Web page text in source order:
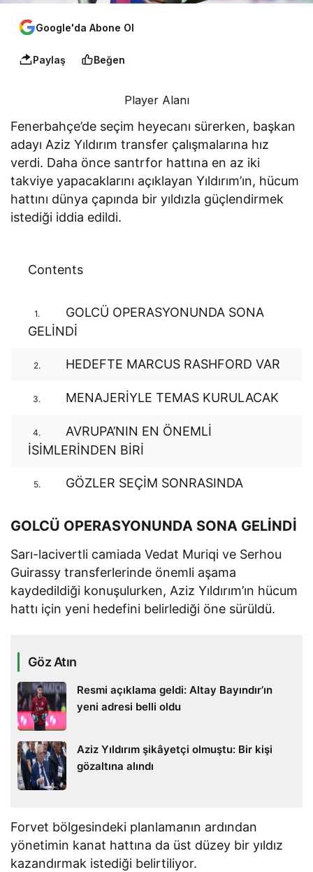
Google'da Abone Ol
Paylaş Beğen
Player Alanı
Fenerbahçe’de seçim heyecanı sürerken, başkan
adayı Aziz Yıldırım transfer çalışmalarına hız
verdi. Daha önce santrfor hattına en az iki
takviye yapacaklarını açıklayan Yıldırım’ın, hücum
hattını dünya çapında bir yıldızla güçlendirmek
istediği iddia edildi.
Contents
1.
GOLCÜ OPERASYONUNDA SONA
GELİNDİ
2. HEDEFTE MARCUS RASHFORD VAR
3. MENAJERİYLE TEMAS KURULACAK
4.
AVRUPA’NIN EN ÖNEMLİ
İSİMLERİNDEN BİRİ
5. GÖZLER SEÇİM SONRASINDA
GOLCÜ OPERASYONUNDA SONA GELİNDİ
Sarı-lacivertli camiada Vedat Muriqi ve Serhou
Guirassy transferlerinde önemli aşama
kaydedildiği konuşulurken, Aziz Yıldırım’ın hücum
hattı için yeni hedefini belirlediği öne sürüldü.
Göz Atın
Resmi açıklama geldi: Altay Bayındır’ın
yeni adresi belli oldu
Aziz Yıldırım şikâyetçi olmuştu: Bir kişi
gözaltına alındı
Forvet bölgesindeki planlamanın ardından
yönetimin kanat hattına da üst düzey bir yıldız
kazandırmak istediği belirtiliyor.